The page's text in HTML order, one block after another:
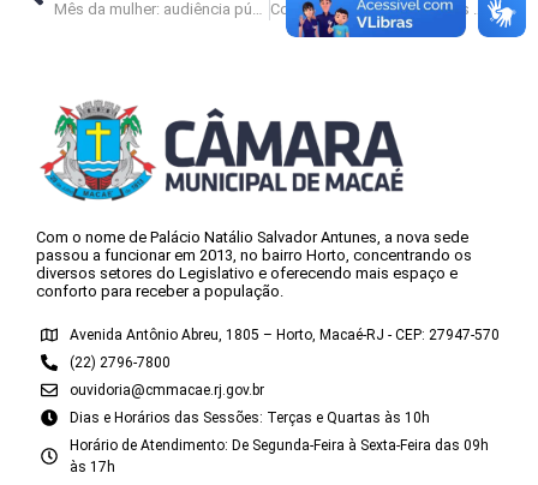
Com o nome de Palácio Natálio Salvador Antunes, a nova sede
passou a funcionar em 2013, no bairro Horto, concentrando os
diversos setores do Legislativo e oferecendo mais espaço e
conforto para receber a população.
Avenida Antônio Abreu, 1805 – Horto, Macaé-RJ - CEP: 27947-570
(22) 2796-7800
ouvidoria@cmmacae.rj.gov.br
Dias e Horários das Sessões: Terças e Quartas às 10h
Horário de Atendimento: De Segunda-Feira à Sexta-Feira das 09h
às 17h